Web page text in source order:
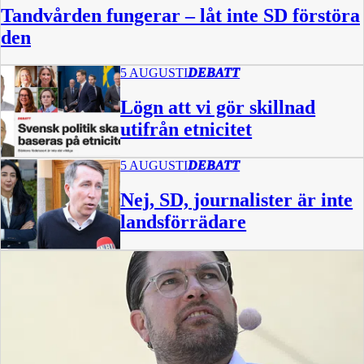
Tandvården fungerar – låt inte SD förstöra
den
5 AUGUSTIDEBATT
Lögn att vi gör skillnad
utifrån etnicitet
5 AUGUSTIDEBATT
Nej, SD, journalister är inte
landsförrädare